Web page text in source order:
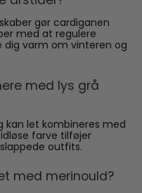
gør cardiganen
med at regulere
varm om vinteren og
med lys grå
kan let kombineres med
farve tilføjer
outfits.
med merinould?